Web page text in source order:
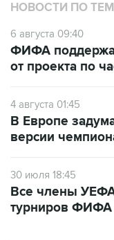
НОВОСТИ ПО
6 августа 09:40
ФИФА
от проекта по
4 августа 01:45
В Европе
версии
30 июля 18:45
Все члены
турниров ФИФА